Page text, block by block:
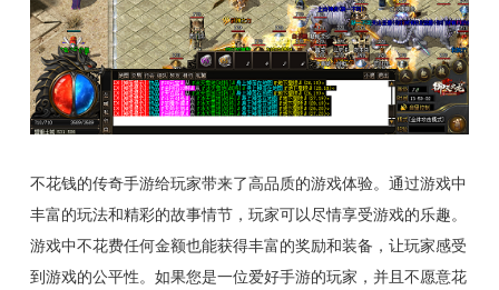
不花钱的传奇手游给玩家带来了高品质的游戏体验。通过游戏中
丰富的玩法和精彩的故事情节，玩家可以尽情享受游戏的乐趣。
游戏中不花费任何金额也能获得丰富的奖励和装备，让玩家感受
到游戏的公平性。如果您是一位爱好手游的玩家，并且不愿意花